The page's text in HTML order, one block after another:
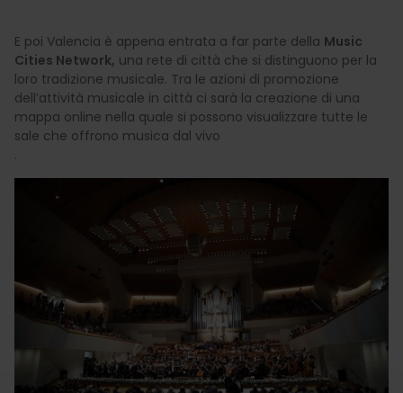
E poi Valencia è appena entrata a far parte della Music
Cities Network, una rete di città che si distinguono per la
loro tradizione musicale. Tra le azioni di promozione
dell’attività musicale in città ci sarà la creazione di una
mappa online nella quale si possono visualizzare tutte le
sale che offrono musica dal vivo
.